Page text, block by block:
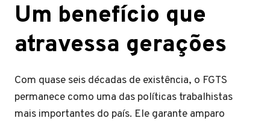
Um benefício que
atravessa gerações
Com quase seis décadas de existência, o FGTS
permanece como uma das políticas trabalhistas
mais importantes do país. Ele garante amparo